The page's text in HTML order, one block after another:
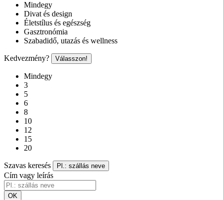
Mindegy
Divat és design
Életstílus és egészség
Gasztronómia
Szabadidő, utazás és wellness
Kedvezmény? Válasszon!
Mindegy
3
5
6
8
10
12
15
20
Szavas keresés Pl.: szállás neve
Cím vagy leírás
OK